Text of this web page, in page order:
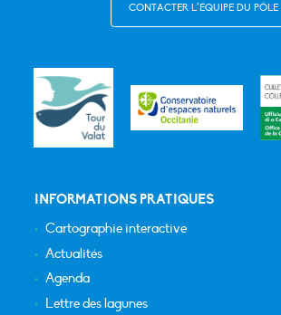
CONTACTER L’ÉQUIPE DU PÔLE
INFORMATIONS PRATIQUES
Cartographie interactive
Actualités
Agenda
Lettre des lagunes